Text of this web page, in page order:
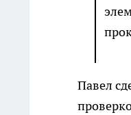
Павел